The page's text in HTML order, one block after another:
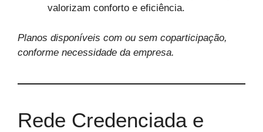
valorizam conforto e eficiência.
Planos disponíveis com ou sem coparticipação,
conforme necessidade da empresa.
Rede Credenciada e